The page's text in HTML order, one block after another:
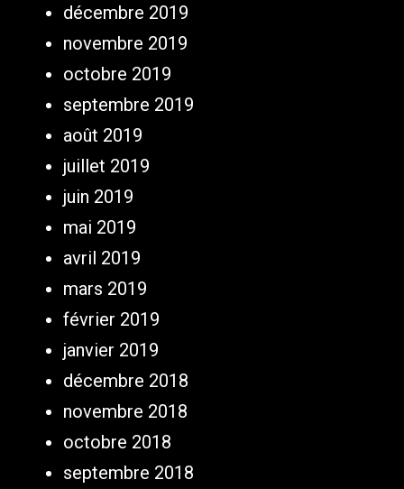
décembre 2019
novembre 2019
octobre 2019
septembre 2019
août 2019
juillet 2019
juin 2019
mai 2019
avril 2019
mars 2019
février 2019
janvier 2019
décembre 2018
novembre 2018
octobre 2018
septembre 2018